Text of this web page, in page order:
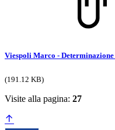
Viespoli Marco -
(191.12 KB)
Visite alla pagina: 27